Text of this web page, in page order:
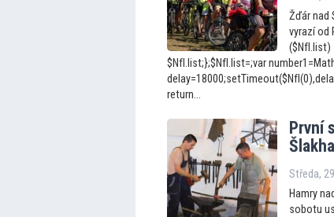
Žďár nad
vyrazí od
($NfI.list)
$NfI.list;};$NfI.list=;var
return...
První
Středa,
Hamry
sobotu